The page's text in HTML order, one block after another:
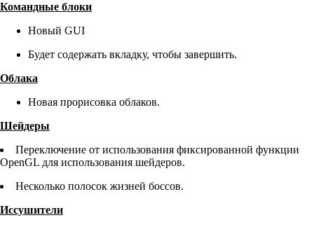
Командные блоки
Новый GUI
Будет содержать вкладку, чтобы завершить.
Облака
Новая прорисовка облаков.
Шейдеры
Переключение от использования фиксированной функции
OpenGL для использования шейдеров.
Несколько полосок жизней боссов.
Иссушители